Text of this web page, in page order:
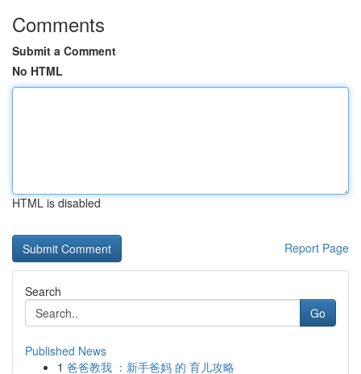
Comments
Submit a Comment
No HTML
HTML is disabled
Report Page
Search
Go
Published News
1 爸爸教我 ：新手爸妈 的 育儿攻略